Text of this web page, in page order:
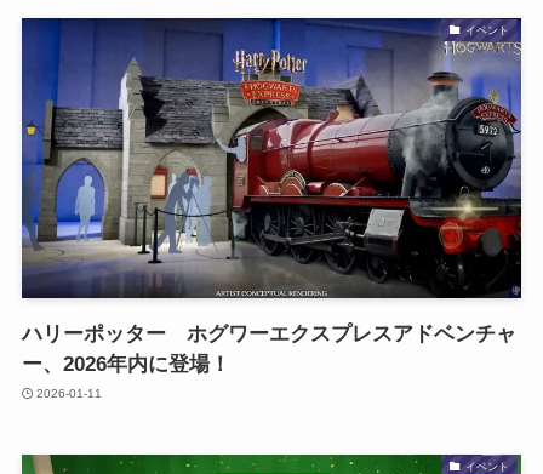
イベント
ハリーポッター ホグワーエクスプレスアドベンチャ
ー、2026年内に登場！
2026-01-11
イベント